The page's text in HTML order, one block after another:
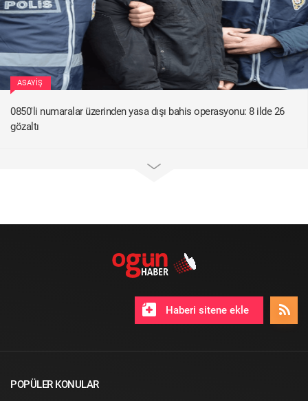
ASAYIŞ
0850'li numaralar üzerinden yasa dışı bahis operasyonu: 8 ilde 26
gözaltı
Haberi sitene ekle
POPÜLER KONULAR